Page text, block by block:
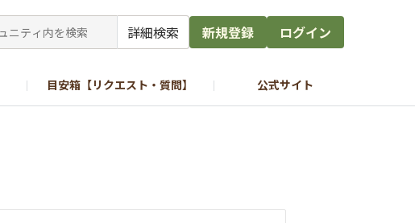
詳細検索 新規登録 ログイン
目安箱【リクエスト・質問】 公式サイト